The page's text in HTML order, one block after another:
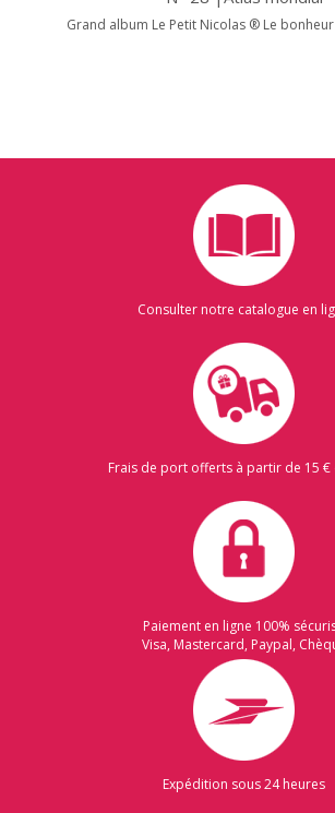
Grand album Le Petit Nicolas ® Le
Consulter notre catalogue en
Frais de port offerts à partir de 15 €
Paiement en ligne 100%
Visa, Mastercard, Paypal,
Expédition sous 24 heures